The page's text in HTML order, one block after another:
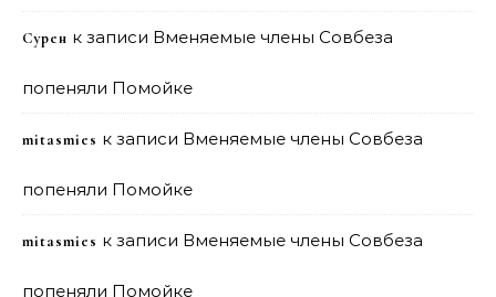
Сурен к записи Вменяемые члены Совбеза
попеняли Помойке
mitasmies к записи Вменяемые члены Совбеза
попеняли Помойке
mitasmies к записи Вменяемые члены Совбеза
попеняли Помойке